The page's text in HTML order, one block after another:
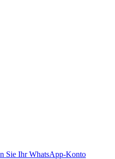
Sie Ihr WhatsApp-Konto